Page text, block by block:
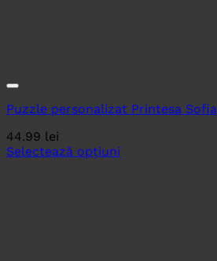
Puzzle personalizat Printesa Sofia
44.99 lei
Selectează opțiuni